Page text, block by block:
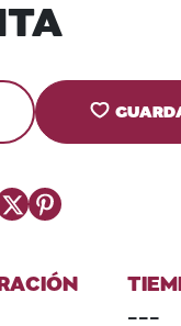
Pinterest
---